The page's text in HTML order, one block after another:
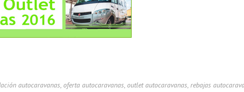
autocaravanas, oferta autocaravanas, outlet autocaravanas, rebajas